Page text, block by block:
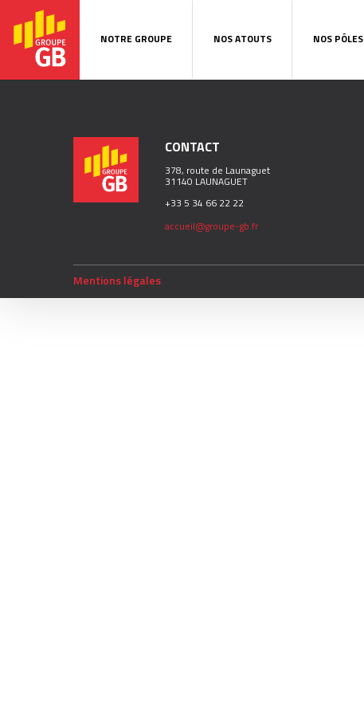
NOTRE GROUPE NOS ATOUTS NOS PÔLES
CONTACT
378, route de Launaguet
31140 LAUNAGUET
+33 5 34 66 22 22
accueil@groupe-gb.fr
Mentions légales